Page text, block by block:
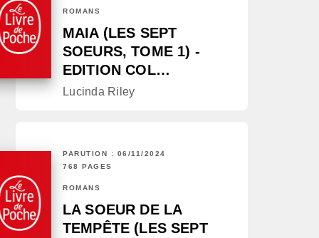
ROMANS
MAIA (LES SEPT
SOEURS, TOME 1) -
EDITION COL…
Lucinda Riley
PARUTION : 06/11/2024
768 PAGES
ROMANS
LA SOEUR DE LA
TEMPÊTE (LES SEPT